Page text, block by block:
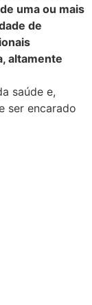
uma ou mais
de
altamente
saúde e,
ser encarado